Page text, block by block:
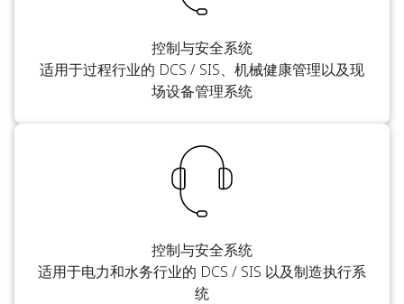
控制与安全系统
适用于过程行业的 DCS / SIS、机械健康管理以及现
场设备管理系统
控制与安全系统
适用于电力和水务行业的 DCS / SIS 以及制造执行系
统